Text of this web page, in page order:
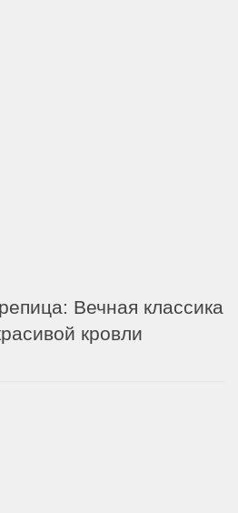
Вечная классика
кровли